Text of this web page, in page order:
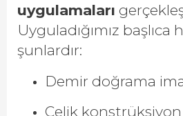
uygulamaları
Uyguladığımız başlıca
şunlardır:
Demir doğrama
Çelik konstrüksiyon